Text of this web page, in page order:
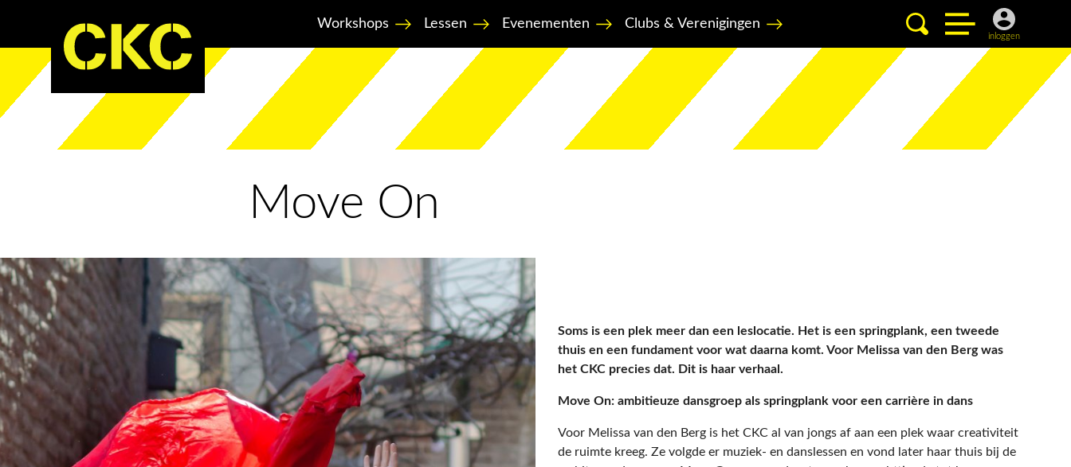
Workshops Lessen Evenementen Clubs & Verenigingen
inloggen
Move On
Soms is een plek meer dan een leslocatie. Het is een springplank, een tweede
thuis en een fundament voor wat daarna komt. Voor Melissa van den Berg was
het CKC precies dat. Dit is haar verhaal.
Move On: ambitieuze dansgroep als springplank voor een carrière in dans
Voor Melissa van den Berg is het CKC al van jongs af aan een plek waar creativiteit
de ruimte kreeg. Ze volgde er muziek- en danslessen en vond later haar thuis bij de